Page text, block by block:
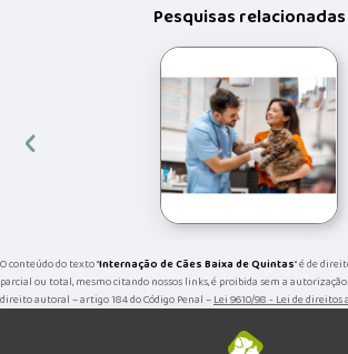
Pesquisas relacionadas
‹
O conteúdo do texto "Internação de Cães Baixa de Quintas" é de
parcial ou total, mesmo citando nossos links, é proibida sem a
direito autoral – artigo 184 do Código Penal –Lei 9610/98 - Lei de direitos